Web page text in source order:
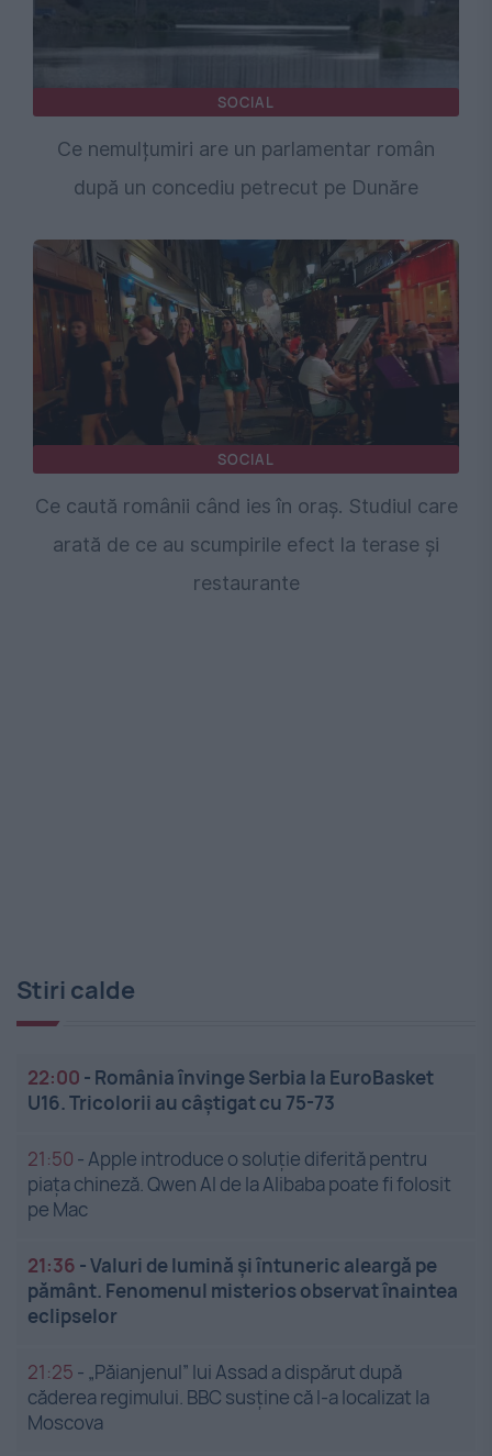
SOCIAL
Ce nemulțumiri are un parlamentar român
după un concediu petrecut pe Dunăre
SOCIAL
Ce caută românii când ies în oraș. Studiul care
arată de ce au scumpirile efect la terase și
restaurante
Stiri calde
22:00 - România învinge Serbia la EuroBasket
U16. Tricolorii au câștigat cu 75-73
21:50 -Apple introduce o soluție diferită pentru
piața chineză. Qwen AI de la Alibaba poate fi folosit
pe Mac
21:36 -Valuri de lumină și întuneric aleargă pe
pământ. Fenomenul misterios observat înaintea
eclipselor
21:25 - „Păianjenul” lui Assad a dispărut după
căderea regimului. BBC susține că l-a localizat la
Moscova